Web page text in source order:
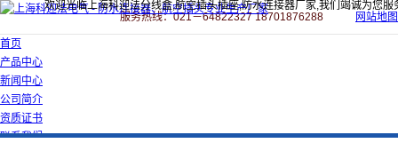
欢迎光临上海科迎法分线盒,航空插头插座,防水连接器厂家,我们竭诚为您服
服务热线：021－64822327 18701876288
网站地图
首页
产品中心
新闻中心
公司简介
资质证书
联系我们